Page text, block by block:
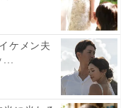
ケメン夫
...